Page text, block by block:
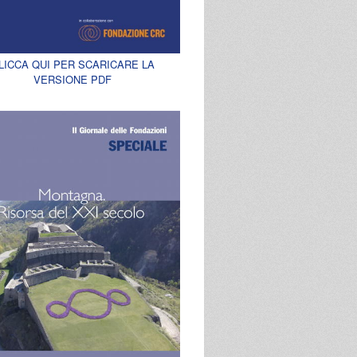
QUI PER SCARICARE LA
VERSIONE PDF